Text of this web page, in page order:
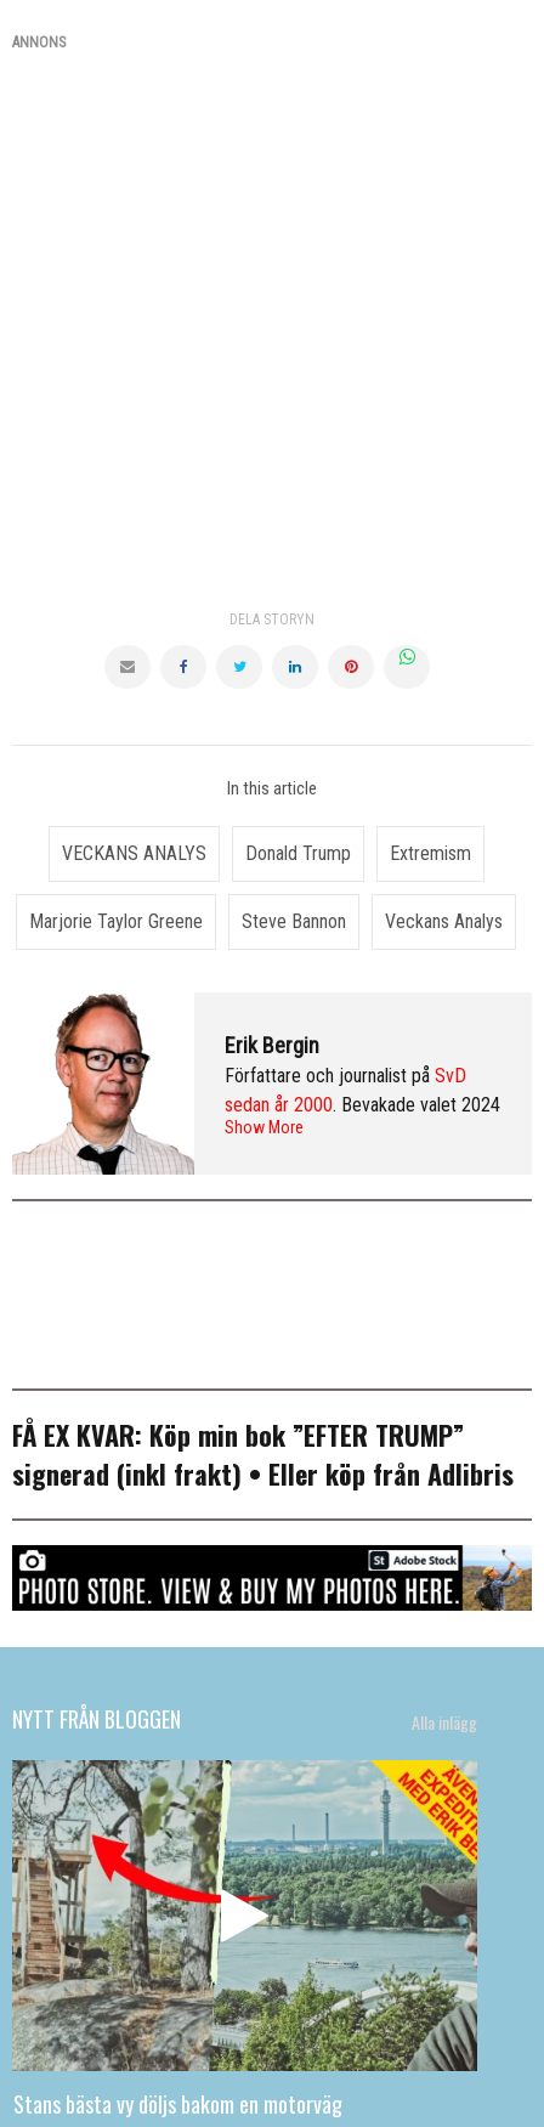
ANNONS
DELA STORYN
In this article
VECKANS ANALYS Donald Trump Extremism
Marjorie Taylor Greene Steve Bannon Veckans Analys
Erik Bergin
Författare och journalist på SvD
sedan år 2000. Bevakade valet 2024
från Washington DC och var SvD:s
Show More
FÅ EX KVAR: Köp min bok ”EFTER TRUMP”
signerad (inkl frakt) • Eller köp från Adlibris
NYTT FRÅN BLOGGEN Alla inlägg
Stans bästa vy döljs bakom en motorväg